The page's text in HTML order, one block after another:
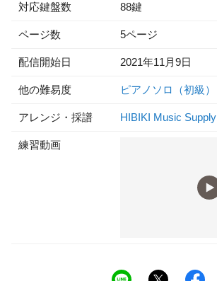
対応鍵盤数 88鍵
ページ数 5ページ
配信開始日 2021年11月9日
他の難易度 ピアノソロ（初級）
アレンジ・採譜 HIBIKI Music Supply
練習動画